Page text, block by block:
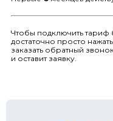
Чтобы подключить
достаточно просто
заказать обратный
и оставит заявку.